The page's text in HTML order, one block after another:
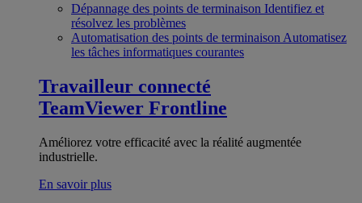
Dépannage des points de terminaison Identifiez et
résolvez les problèmes
Automatisation des points de terminaison Automatisez
les tâches informatiques courantes
Travailleur connecté
TeamViewer Frontline
Améliorez votre efficacité avec la réalité augmentée
industrielle.
En savoir plus